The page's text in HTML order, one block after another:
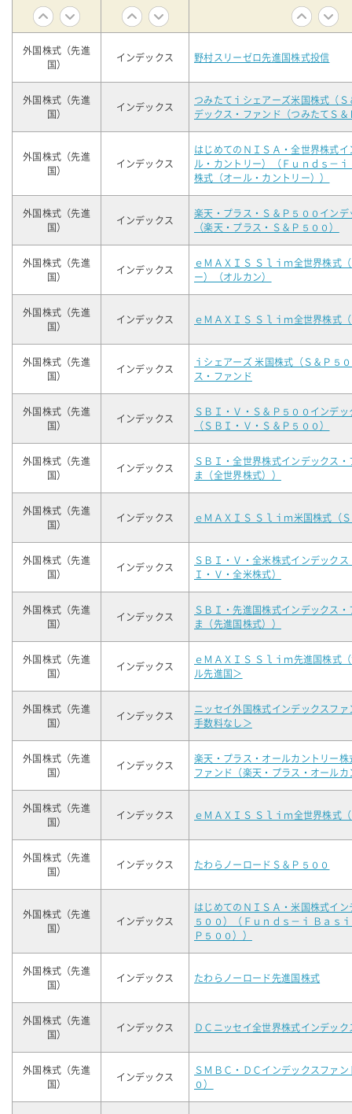
外国株式（先進
国）
インデックス 野村スリーゼロ先進国株式投信
外国株式（先進
国）
インデックス
つみたてｉシェアーズ米国株式（
デックス・ファンド（つみたてＳ＆
外国株式（先進
国）
インデックス
はじめてのＮＩＳＡ・全世界株式
ル・カントリー）（Ｆｕｎｄｓ－
株式（オール・カントリー））
外国株式（先進
国）
インデックス
楽天・プラス・Ｓ＆Ｐ５００インデ
（楽天・プラス・Ｓ＆Ｐ５００）
外国株式（先進
国）
インデックス
ｅＭＡＸＩＳ Ｓｌｉｍ全世界株式
ー）（オルカン）
外国株式（先進
国）
インデックス ｅＭＡＸＩＳ Ｓｌｉｍ全世界株式
外国株式（先進
国）
インデックス
ｉシェアーズ 米国株式（Ｓ＆Ｐ５
ス・ファンド
外国株式（先進
国）
インデックス
ＳＢＩ・Ｖ・Ｓ＆Ｐ５００インデ
（ＳＢＩ・Ｖ・Ｓ＆Ｐ５００）
外国株式（先進
国）
インデックス
ＳＢＩ・全世界株式インデックス
ま（全世界株式））
外国株式（先進
国）
インデックス ｅＭＡＸＩＳ Ｓｌｉｍ米国株式（
外国株式（先進
国）
インデックス
ＳＢＩ・Ｖ・全米株式インデック
Ｉ・Ｖ・全米株式）
外国株式（先進
国）
インデックス
ＳＢＩ・先進国株式インデックス
ま（先進国株式））
外国株式（先進
国）
インデックス
ｅＭＡＸＩＳ Ｓｌｉｍ先進国株式
ル先進国＞
外国株式（先進
国）
インデックス
ニッセイ外国株式インデックスフ
手数料なし＞
外国株式（先進
国）
インデックス
楽天・プラス・オールカントリー株
ファンド（楽天・プラス・オールカ
外国株式（先進
国）
インデックス ｅＭＡＸＩＳ Ｓｌｉｍ全世界株式
外国株式（先進
国）
インデックス たわらノーロードＳ＆Ｐ５００
外国株式（先進
国）
インデックス
はじめてのＮＩＳＡ・米国株式イ
５００）（Ｆｕｎｄｓ－ｉ Ｂａｓ
Ｐ５００））
外国株式（先進
国）
インデックス たわらノーロード先進国株式
外国株式（先進
国）
インデックス ＤＣニッセイ全世界株式インデック
外国株式（先進
国）
インデックス
ＳＭＢＣ・ＤＣインデックスファ
０）